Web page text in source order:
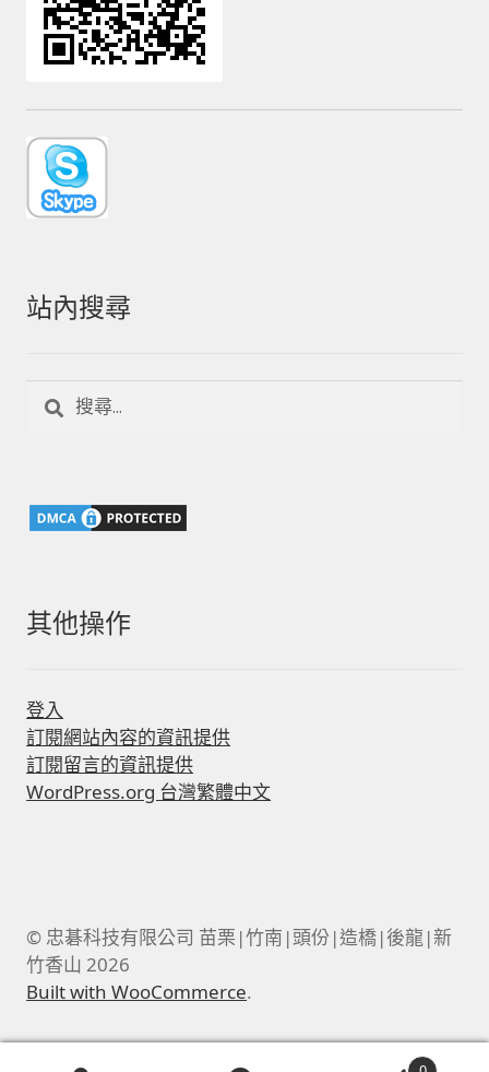
站內搜尋
字:
其他操作
登入
訂閱網站內容的資訊提供
訂閱留言的資訊提供
WordPress.org 台灣繁體中文
© 忠碁科技有限公司 苗栗|竹南|頭份|造橋|後龍|新
竹香山 2026
Built with WooCommerce.